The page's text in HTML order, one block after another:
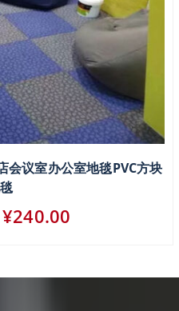
会议室办公室地毯PVC方块
¥240.00